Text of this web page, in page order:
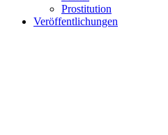
Prostitution
Veröffentlichungen